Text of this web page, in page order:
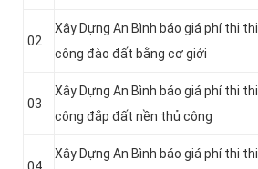
02
Xây Dựng An Bình báo giá phí thi thi
công đào đất bằng cơ giới
03
Xây Dựng An Bình báo giá phí thi thi
công đắp đất nền thủ công
Xây Dựng An Bình báo giá phí thi thi